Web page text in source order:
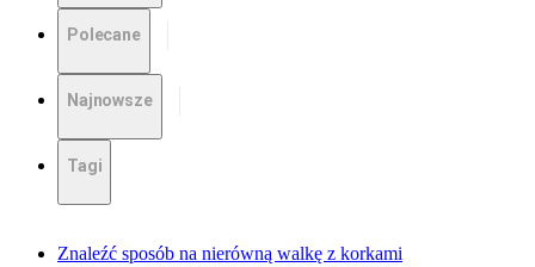
Polecane
Najnowsze
Tagi
Znaleźć sposób na nierówną walkę z korkami